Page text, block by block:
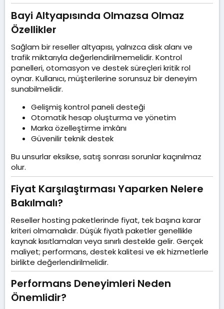
Bayi Altyapısında Olmazsa Olmaz
Özellikler​
Sağlam bir reseller altyapısı, yalnızca disk alanı ve
trafik miktarıyla değerlendirilmemelidir. Kontrol
panelleri, otomasyon ve destek süreçleri kritik rol
oynar. Kullanıcı, müşterilerine sorunsuz bir deneyim
sunabilmelidir.
Gelişmiş kontrol paneli desteği
Otomatik hesap oluşturma ve yönetim
Marka özelleştirme imkânı
Güvenilir teknik destek
Bu unsurlar eksikse, satış sonrası sorunlar kaçınılmaz
olur.
Fiyat Karşılaştırması Yaparken Nelere
Bakılmalı?​
Reseller hosting paketlerinde fiyat, tek başına karar
kriteri olmamalıdır. Düşük fiyatlı paketler genellikle
kaynak kısıtlamaları veya sınırlı destekle gelir. Gerçek
maliyet; performans, destek kalitesi ve ek hizmetlerle
birlikte değerlendirilmelidir.
Performans Deneyimleri Neden
Önemlidir?​